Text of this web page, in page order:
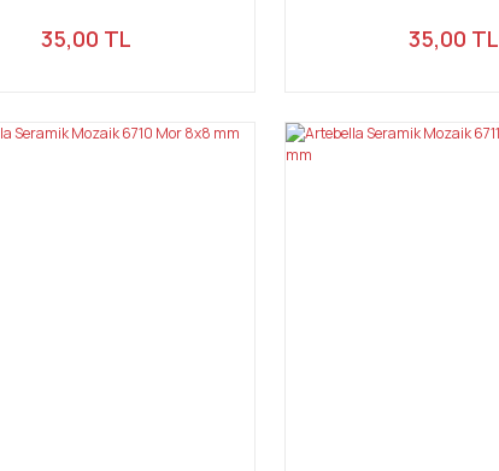
35,00 TL 35,00 TL